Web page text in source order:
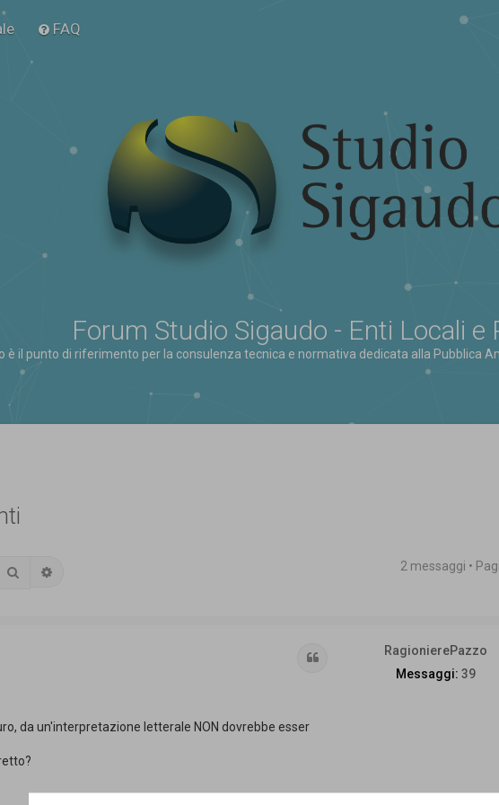
FAQ
Forum Studio Sigaudo - Enti Locali e
è il punto di riferimento per la consulenza tecnica e normativa dedicata alla Pubblica
Cerca 2 messaggi •
RagionierePazzo
Messaggi: 39
da un'interpretazione letterale NON dovrebbe esser